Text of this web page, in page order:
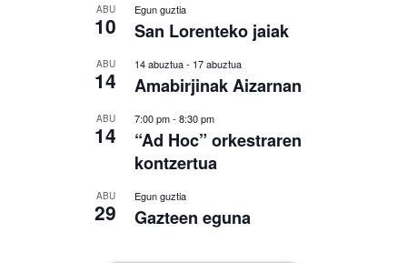
ABU
10
Egun guztia
San Lorenteko jaiak
ABU
14
14 abuztua- 17 abuztua
Amabirjinak Aizarnan
ABU
14
7:00 pm- 8:30 pm
“Ad Hoc” orkestraren
kontzertua
ABU
29
Egun guztia
Gazteen eguna